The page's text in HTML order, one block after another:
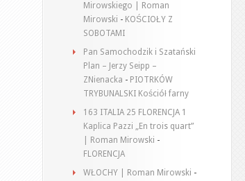
Mirowskiego | Roman
Mirowski - KOŚCIOŁY Z
SOBOTAMI
Pan Samochodzik i Szatański
Plan – Jerzy Seipp –
ZNienacka - PIOTRKÓW
TRYBUNALSKI Kościół farny
163 ITALIA 25 FLORENCJA 1
Kaplica Pazzi „En trois quart”
| Roman Mirowski -
FLORENCJA
WŁOCHY | Roman Mirowski -